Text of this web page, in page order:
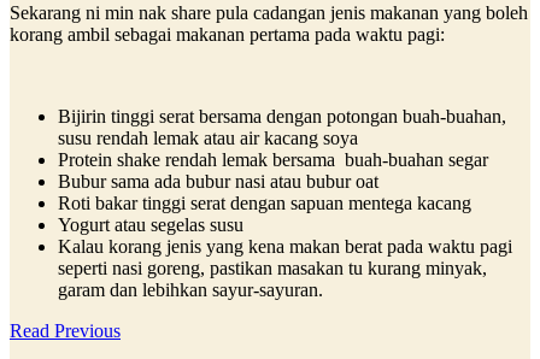
Sekarang ni min nak share pula cadangan jenis makanan yang boleh
korang ambil sebagai makanan pertama pada waktu pagi:
Bijirin tinggi serat bersama dengan potongan buah-buahan,
susu rendah lemak atau air kacang soya
Protein shake rendah lemak bersama buah-buahan segar
Bubur sama ada bubur nasi atau bubur oat
Roti bakar tinggi serat dengan sapuan mentega kacang
Yogurt atau segelas susu
Kalau korang jenis yang kena makan berat pada waktu pagi
seperti nasi goreng, pastikan masakan tu kurang minyak,
garam dan lebihkan sayur-sayuran.
Read Previous